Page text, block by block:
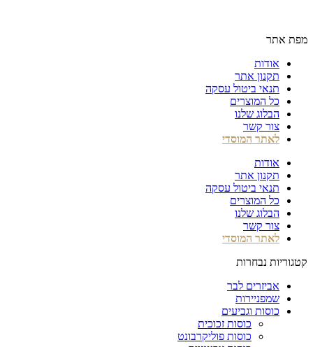
מפת אתר
אודות
תקנון אתר
תנאי ביטול עסקה
כל המוצרים
הבלוג שלנו
צור קשר
לאתר המוסדי
אודות
תקנון אתר
תנאי ביטול עסקה
כל המוצרים
הבלוג שלנו
צור קשר
לאתר המוסדי
קטגוריות נבחרות
אביזרים לבר
שמפניירות
כוסות וגביעים
כוסות זכוכית
כוסות פוליקרבונט